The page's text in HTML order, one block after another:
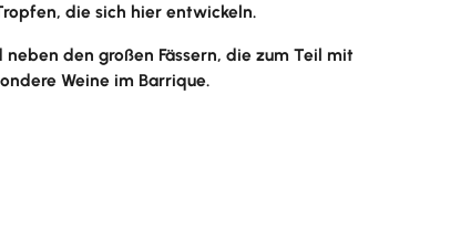
die sich hier entwickeln.
den großen Fässern, die zum Teil mit
Weine im Barrique.